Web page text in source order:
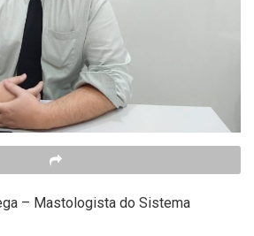
– Mastologista do Sistema